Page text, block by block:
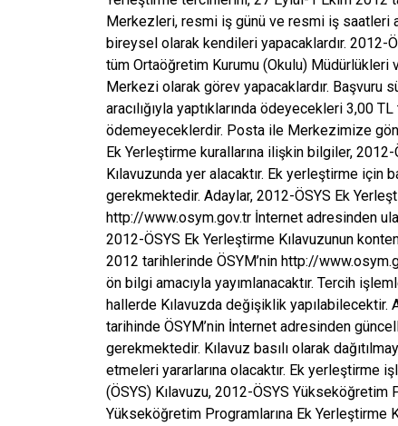
Merkezleri, resmi iş günü ve resmi iş saatleri
bireysel olarak kendileri yapacaklardır.
tüm Ortaöğretim Kurumu (Okulu) Müdürlükleri
Merkezi olarak görev yapacaklardır. Başvuru
aracılığıyla yaptıklarında ödeyecekleri 3,00
ödemeyeceklerdir. Posta ile Merkezimize
Ek Yerleştirme kurallarına ilişkin bilgiler,
Kılavuzunda yer alacaktır. Ek yerleştirme için
gerekmektedir. Adaylar, 2012-ÖSYS Ek
http://www.osym.gov.tr İnternet adresinden
2012-ÖSYS Ek Yerleştirme Kılavuzunun
2012 tarihlerinde ÖSYM’nin http://
ön bilgi amacıyla yayımlanacaktır. Tercih
hallerde Kılavuzda değişiklik yapılabilecektir.
tarihinde ÖSYM’nin İnternet adresinden
gerekmektedir. Kılavuz basılı olarak
etmeleri yararlarına olacaktır. Ek yerleştirme
(ÖSYS) Kılavuzu, 2012-ÖSYS Yükseköğretim
Yükseköğretim Programlarına Ek Yerleştirme